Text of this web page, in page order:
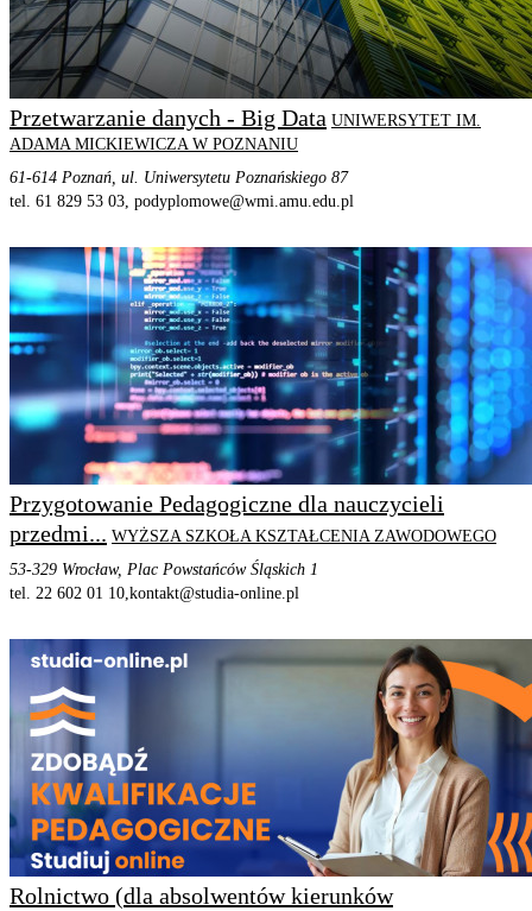
Przetwarzanie danych - Big Data UNIWERSYTET IM.
ADAMA MICKIEWICZA W POZNANIU
61-614 Poznań, ul. Uniwersytetu Poznańskiego 87
tel. 61 829 53 03, podyplomowe@wmi.amu.edu.pl
Przygotowanie Pedagogiczne dla nauczycieli
przedmi... WYŻSZA SZKOŁA KSZTAŁCENIA ZAWODOWEGO
53-329 Wrocław, Plac Powstańców Śląskich 1
tel. 22 602 01 10,kontakt@studia-online.pl
Rolnictwo (dla absolwentów kierunków